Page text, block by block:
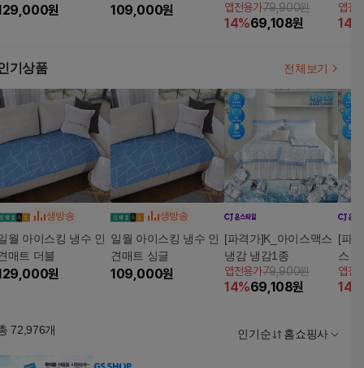
원 109,000원
앱전용가79,900원
14%69,108원
앱전
14
기상품 전체보기
생방송
월 아이스킹 냉수 인
매트 더블
원
생방송
일월 아이스킹 냉수 인
견매트 싱글
109,000원
[파격가]K_아이스맥스
냉감 냉감1종
앱전용가79,900원
14%69,108원
[파
스
앱전
14
72,976개 인기순 홈쇼핑사